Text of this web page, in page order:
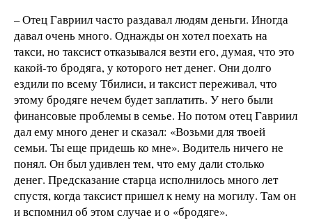
– Отец Гавриил часто раздавал людям деньги. Иногда
давал очень много. Однажды он хотел поехать на
такси, но таксист отказывался везти его, думая, что это
какой-то бродяга, у которого нет денег. Они долго
ездили по всему Тбилиси, и таксист переживал, что
этому бродяге нечем будет заплатить. У него были
финансовые проблемы в семье. Но потом отец Гавриил
дал ему много денег и сказал: «Возьми для твоей
семьи. Ты еще придешь ко мне». Водитель ничего не
понял. Он был удивлен тем, что ему дали столько
денег. Предсказание старца исполнилось много лет
спустя, когда таксист пришел к нему на могилу. Там он
и вспомнил об этом случае и о «бродяге».